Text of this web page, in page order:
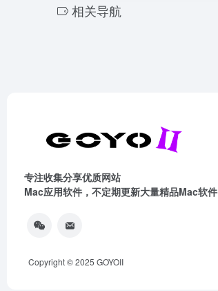
相关导航
专注收集分享优质网站
Mac应用软件，不定期更新大量精品Mac软件
Copyright © 2025 GOYOII